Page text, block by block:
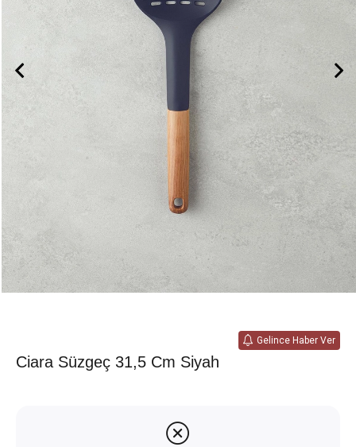
Gelince Haber Ver
Ciara Süzgeç 31,5 Cm Siyah